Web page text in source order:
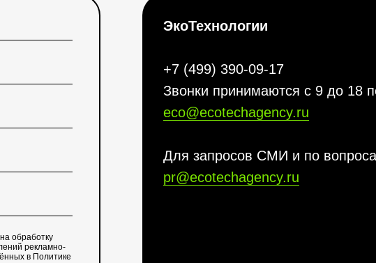
ЭкоТехнологии
+7 (499) 390-09-17
Звонки принимаются с 9 до 18
eco@ecotechagency.ru
Для запросов СМИ и по
pr@ecotechagency.ru
обработку
рекламно-
в Политике